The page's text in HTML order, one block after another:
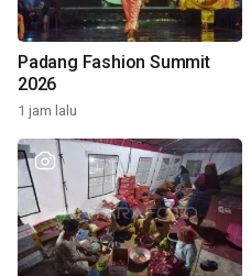
Padang Fashion Summit
2026
1 jam lalu